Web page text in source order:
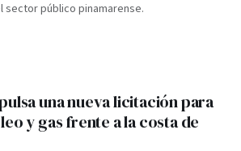
sector público pinamarense.
una nueva licitación para
y gas frente a la costa de